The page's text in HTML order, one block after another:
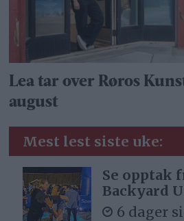
Lea tar over Røros
august
Mest lest siste uke:
Se opptak
Backyard
6 dager